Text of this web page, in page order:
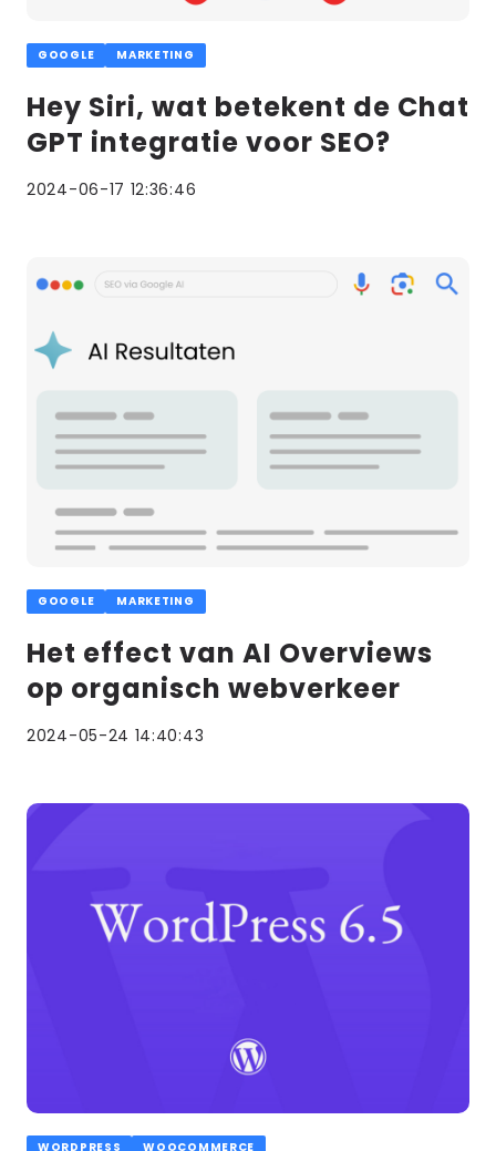
GOOGLE MARKETING
Hey Siri, wat betekent de Chat
GPT integratie voor SEO?
2024-06-17 12:36:46
Lees
GOOGLE MARKETING
Het effect van AI Overviews
op organisch webverkeer
2024-05-24 14:40:43
Lees
WORDPRESS WOOCOMMERCE